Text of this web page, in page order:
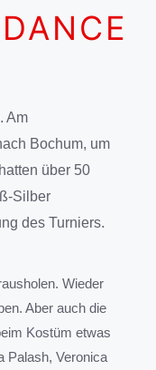
Am
Bochum, um
über 50
Silber
des Turniers.
Wieder
Aber auch die
Kostüm etwas
Palash, Veronica